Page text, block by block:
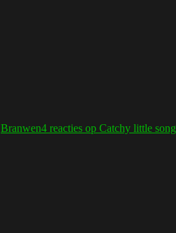
Branwen4 reacties op Catchy little song